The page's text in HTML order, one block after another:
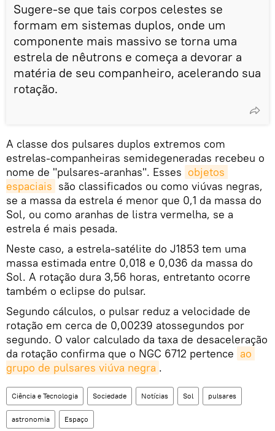
Sugere-se que tais corpos celestes se
formam em sistemas duplos, onde um
componente mais massivo se torna uma
estrela de nêutrons e começa a devorar a
matéria de seu companheiro, acelerando sua
rotação.
A classe dos pulsares duplos extremos com
estrelas-companheiras semidegeneradas recebeu o
nome de "pulsares-aranhas". Esses objetos
espaciais são classificados ou como viúvas negras,
se a massa da estrela é menor que 0,1 da massa do
Sol, ou como aranhas de listra vermelha, se a
estrela é mais pesada.
Neste caso, a estrela-satélite do J1853 tem uma
massa estimada entre 0,018 e 0,036 da massa do
Sol. A rotação dura 3,56 horas, entretanto ocorre
também o eclipse do pulsar.
Segundo cálculos, o pulsar reduz a velocidade de
rotação em cerca de 0,00239 atossegundos por
segundo. O valor calculado da taxa de desaceleração
da rotação confirma que o NGC 6712 pertence ao
grupo de pulsares viúva negra .
Ciência e Tecnologia Sociedade Notícias Sol pulsares
astronomia Espaço